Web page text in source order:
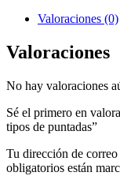
Valoraciones (0)
Valoraciones
No hay valoraciones
Sé el primero en
tipos de puntadas”
Tu dirección de
obligatorios están